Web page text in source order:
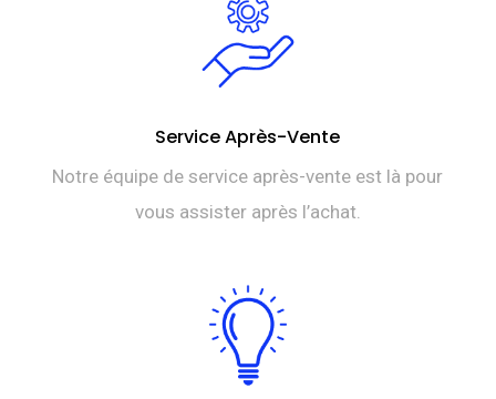
Service Après-Vente
Notre équipe de service après-vente est là pour
vous assister après l’achat.